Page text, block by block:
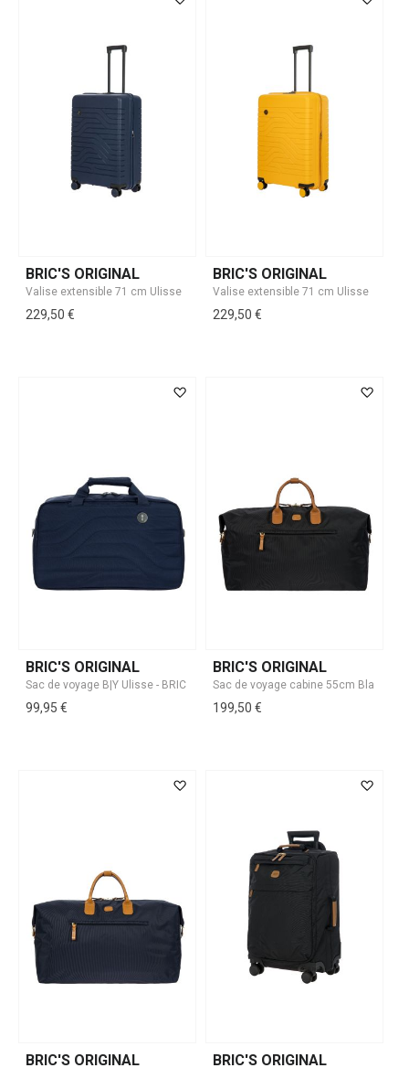
BRIC'S ORIGINAL
229,50 €
BRIC'S ORIGINAL
229,50 €
BRIC'S ORIGINAL
99,95 €
BRIC'S ORIGINAL
199,50 €
BRIC'S ORIGINAL BRIC'S ORIGINAL